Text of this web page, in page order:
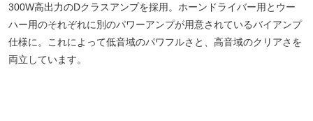
300W高出力のDクラスアンプを採用。ホーンドライバー用とウー
ハー用のそれぞれに別のパワーアンプが用意されているバイアンプ
仕様に。これによって低音域のパワフルさと、高音域のクリアさを
両立しています。